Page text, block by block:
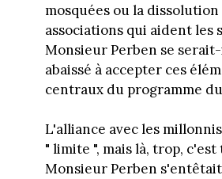
mosquées ou la
associations qui aident les
Monsieur Perben se
abaissé à accepter ces
centraux du programme du
L'alliance avec les
" limite ", mais là, trop, c'est
Monsieur Perben